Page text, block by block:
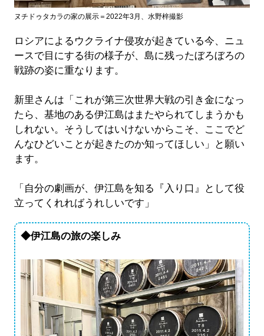
ヌチドゥタカラの家の展示＝2022年3月、水野梓撮影
ロシアによるウクライナ侵攻が起きている今、ニュ
ースで目にする街の様子が、島に残ったぼろぼろの
戦跡の姿に重なります。
新里さんは「これが第三次世界大戦の引き金になっ
たら、基地のある伊江島はまたやられてしまうかも
しれない。そうしてはいけないからこそ、ここでど
んなひどいことが起きたのか知ってほしい」と願い
ます。
「自分の劇画が、伊江島を知る『入り口』として役
立ってくれればうれしいです」
◆伊江島の旅の楽しみ